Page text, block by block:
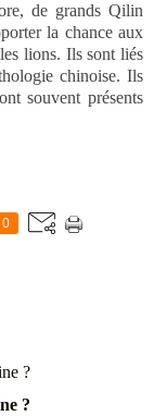
de grands Qilin
la chance aux
lions. Ils sont liés
chinoise. Ils
souvent présents
0
?